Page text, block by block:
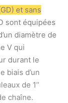
et sans
sont équipées
diamètre de
V qui
durant le
biais d’un
de 1’’
chaîne.